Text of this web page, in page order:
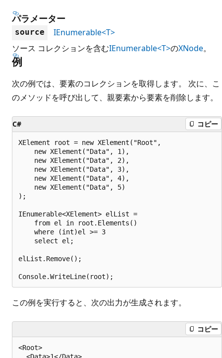
パラメーター
source
IEnumerable<T>
ソース コレクションを含むIEnumerable<T>のXNode。
例
次の例では、要素のコレクションを取得します。 次に、こ
のメソッドを呼び出して、親要素から要素を削除します。
C# コピー
XElement root = new XElement("Root",
    new XElement("Data", 1),
    new XElement("Data", 2),
    new XElement("Data", 3),
    new XElement("Data", 4),
    new XElement("Data", 5)
);
IEnumerable<XElement> elList =
    from el in root.Elements()
    where (int)el >= 3
    select el;
elList.Remove();
この例を実行すると、次の出力が生成されます。
コピー
<Root>
  <Data>1</Data>